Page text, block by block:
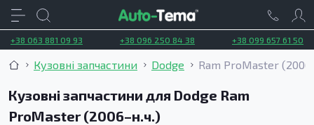
+38 063 881 09 93 +38 096 250 84 38 +38 099 657 61 50
Кузовні запчастини Dodge Ram ProMaster
Кузовні запчастини для Dodge Ram
ProMaster (2006–н.ч.)